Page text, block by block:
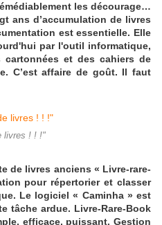
les décourage…
ans d’accumulation de livres
est essentielle. Elle
par l'outil informatique,
et des cahiers de
C’est affaire de goût. Il faut
livres ! ! !"
de livres anciens « Livre-rare-
pour répertorier et classer
Le logiciel « Caminha » est
tâche ardue. Livre-Rare-Book
efficace, puissant. Gestion